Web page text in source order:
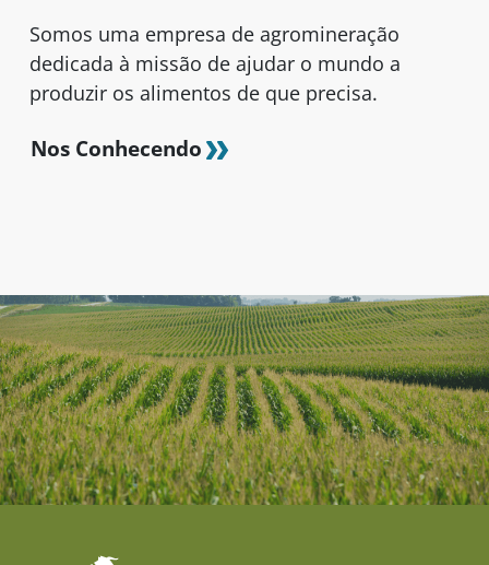
Somos uma empresa de agromineração
dedicada à missão de ajudar o mundo a
produzir os alimentos de que precisa.
Nos Conhecendo